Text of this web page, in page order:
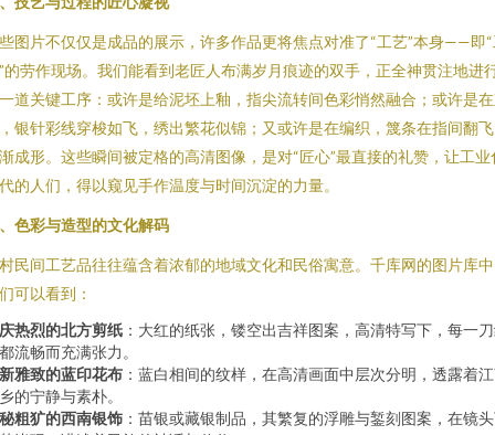
图片不仅仅是成品的展示，许多作品更将焦点对准了“工艺”本身——即
的劳作现场。我们能看到老匠人布满岁月痕迹的双手，正全神贯注地进
道关键工序：或许是给泥坯上釉，指尖流转间色彩悄然融合；或许是
银针彩线穿梭如飞，绣出繁花似锦；又或许是在编织，篾条在指间翻
成形。这些瞬间被定格的高清图像，是对“匠心”最直接的礼赞，让工业
的人们，得以窥见手作温度与时间沉淀的力量。
色彩与造型的文化解码
民间工艺品往往蕴含着浓郁的地域文化和民俗寓意。千库网的图片库
可以看到：
热烈的北方剪纸 ：大红的纸张，镂空出吉祥图案，高清特写下，每一
流畅而充满张力。
雅致的蓝印花布 ：蓝白相间的纹样，在高清画面中层次分明，透露着
的宁静与素朴。
粗犷的西南银饰 ：苗银或藏银制品，其繁复的浮雕与錾刻图案，在镜